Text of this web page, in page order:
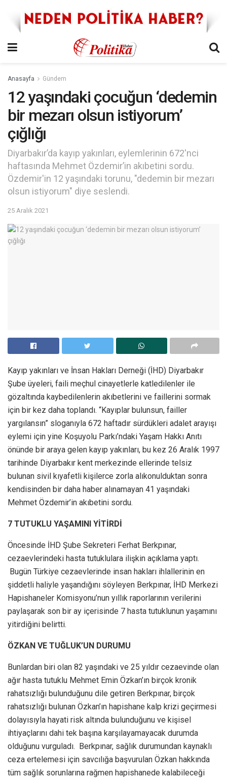
Anasayfa Gündem
12 yaşındaki çocuğun ‘dedemin
bir mezarı olsun istiyorum’
çığlığı
Diyarbakır’da kayıp yakınları, eylemlerinin 672'nci
haftasında Mehmet Özdemir’in akıbetini sordu.
Özdemir'in 12 yaşındaki torunu, "dedemin bir mezarı
olsun istiyorum" diye seslendi.
25 Aralık 2021
Kayıp yakınları ve İnsan Hakları Derneği (İHD) Diyarbakır
Şube üyeleri, faili meçhul cinayetlerle katledilenler ile
gözaltında kaybedilenlerin akıbetlerini ve faillerini sormak
için bir kez daha toplandı. “Kayıplar bulunsun, failler
yargılansın” sloganıyla 672 haftadır sürdükleri adalet arayışı
eylemi için yine Koşuyolu Parkı’ndaki Yaşam Hakkı Anıtı
önünde bir araya gelen kayıp yakınları, bu kez 26 Aralık 1997
tarihinde Diyarbakır kent merkezinde ellerinde telsiz
bulunan sivil kıyafetli kişilerce zorla alıkonulduktan sonra
kendisinden bir daha haber alınamayan 41 yaşındaki
Mehmet Özdemir’in akıbetini sordu.
7 TUTUKLU YAŞAMINI YİTİRDİ
Öncesinde İHD Şube Sekreteri Ferhat Berkpınar,
cezaevlerindeki hasta tutuklulara ilişkin açıklama yaptı.
Bugün Türkiye cezaevlerinde insan hakları ihlallerinin en
şiddetli haliyle yaşandığını söyleyen Berkpınar, İHD Merkezi
Hapishaneler Komisyonu’nun yıllık raporlarının verilerini
paylaşarak son bir ay içerisinde 7 hasta tutuklunun yaşamını
yitirdiğini belirtti.
ÖZKAN VE TUĞLUK’UN DURUMU
Bunlardan biri olan 82 yaşındaki ve 25 yıldır cezaevinde olan
ağır hasta tutuklu Mehmet Emin Özkan’ın birçok kronik
rahatsızlığı bulunduğunu dile getiren Berkpınar, birçok
rahatsızlığı bulunan Özkan’ın hapishane kalp krizi geçirmesi
dolayısıyla hayati risk altında bulunduğunu ve kişisel
ihtiyaçlarını dahi tek başına karşılayamayacak durumda
olduğunu vurguladı. Berkpınar, sağlık durumundan kaynaklı
ceza ertelemesi için savcılığa başvurulan Özkan hakkında
tüm sağlık sorunlarına rağmen hapishanede kalabileceği